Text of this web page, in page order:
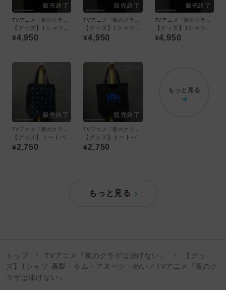
TVアニメ『夜のクラゲは泳げない』
¥4,950
TVアニメ『夜のクラゲは泳げない』
¥4,950
TVアニメ『夜のクラゲは泳げない』
¥4,950
¥2,750 ¥2,750
もっと見る
もっと見る
トップ TVアニメ『夜のクラゲは泳げない』
【グッ
ズ】Tシャツ 高梨・キム・アヌーク・めい／TVアニメ『夜のク
ラゲは泳げない』